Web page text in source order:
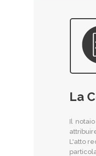
La
Il
L'atto